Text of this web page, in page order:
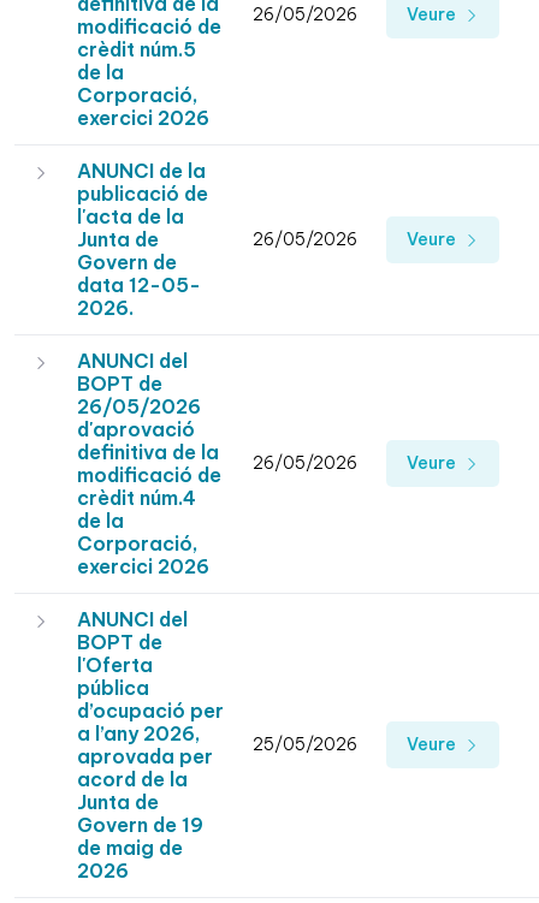
modificació de
crèdit núm.5
de la
Corporació,
exercici 2026
26/05/2026 Veure
ANUNCI de la
publicació de
l'acta de la
Junta de
Govern de
data 12-05-
2026.
26/05/2026 Veure
ANUNCI del
BOPT de
26/05/2026
d'aprovació
definitiva de la
modificació de
crèdit núm.4
de la
Corporació,
exercici 2026
26/05/2026 Veure
ANUNCI del
BOPT de
l'Oferta
pública
d’ocupació per
a l’any 2026,
aprovada per
acord de la
Junta de
Govern de 19
de maig de
2026
25/05/2026 Veure